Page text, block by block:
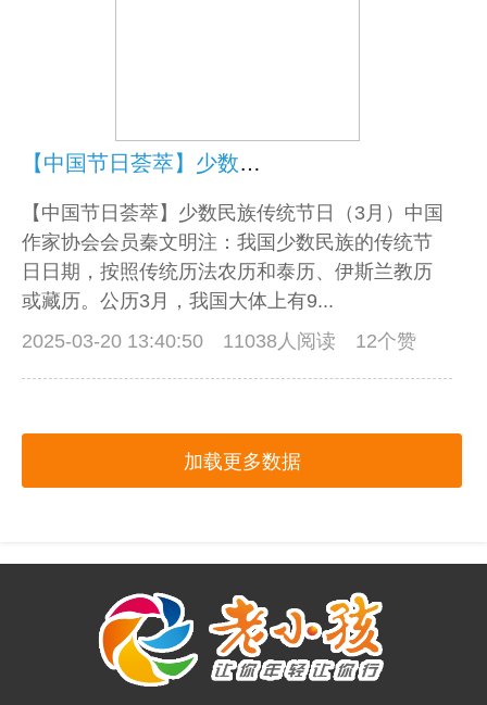
【中国节日荟萃】少数民族传统节日（3月）
【中国节日荟萃】少数民族传统节日（3月）中国
作家协会会员秦文明注：我国少数民族的传统节
日日期，按照传统历法农历和泰历、伊斯兰教历
或藏历。公历3月，我国大体上有9...
2025-03-20 13:40:50
11038人阅读 12个赞
加载更多数据